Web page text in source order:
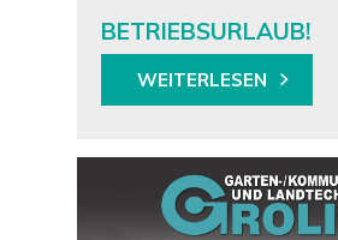
BETRIEBSURLAUB!
WEITERLESEN